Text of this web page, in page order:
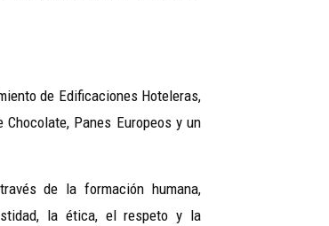
de Edificaciones Hoteleras,
Chocolate, Panes Europeos y un
de la formación humana,
la ética, el respeto y la